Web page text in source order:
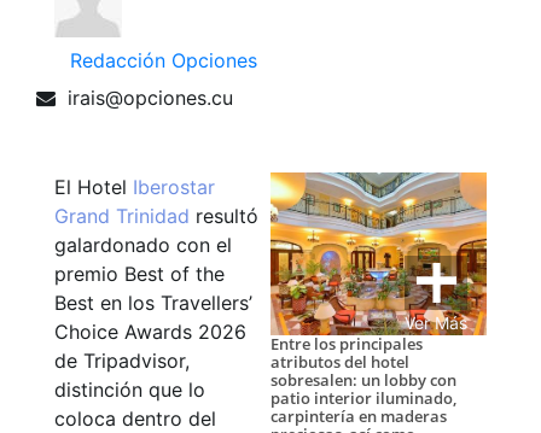
Redacción Opciones
irais@opciones.cu
Ver Más
Entre los principales
atributos del hotel
sobresalen: un lobby con
patio interior iluminado,
carpintería en maderas
El Hotel Iberostar
Grand Trinidad resultó
galardonado con el
premio Best of the
Best en los Travellers’
Choice Awards 2026
de Tripadvisor,
distinción que lo
coloca dentro del